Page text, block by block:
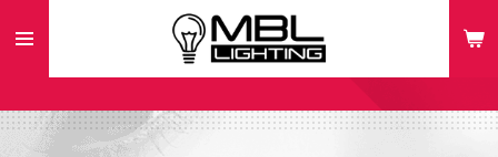
direct
hoofdinhoud